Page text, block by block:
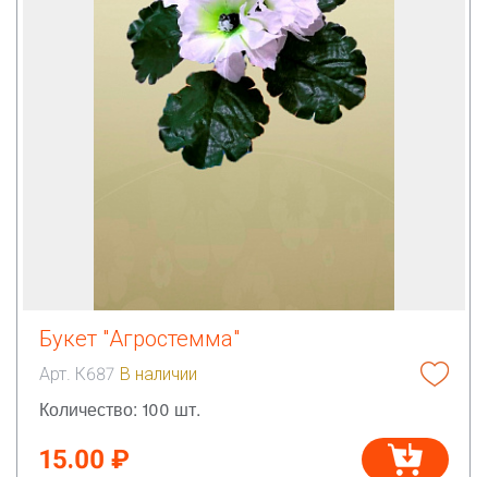
Букет "Агростемма"
Арт. К687 В наличии
Количество: 100 шт.
15.00 ₽